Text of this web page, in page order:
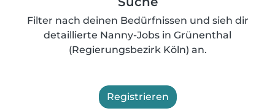
Filter nach deinen Bedürfnissen und sieh dir
detaillierte Nanny-Jobs in Grünenthal
(Regierungsbezirk Köln) an.
Registrieren